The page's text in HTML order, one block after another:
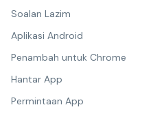
Soalan Lazim
Aplikasi Android
Penambah untuk Chrome
Hantar App
Permintaan App